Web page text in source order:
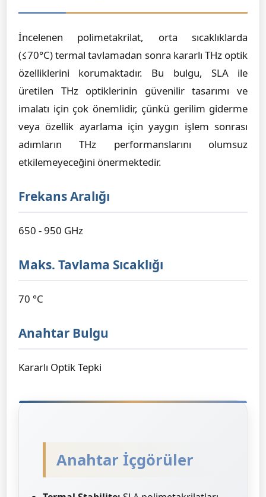
İncelenen polimetakrilat, orta sıcaklıklarda
(≤70°C) termal tavlamadan sonra kararlı THz optik
özelliklerini korumaktadır. Bu bulgu, SLA ile
üretilen THz optiklerinin güvenilir tasarımı ve
imalatı için çok önemlidir, çünkü gerilim giderme
veya özellik ayarlama için yaygın işlem sonrası
adımların THz performanslarını olumsuz
etkilemeyeceğini önermektedir.
Frekans Aralığı
650 - 950 GHz
Maks. Tavlama Sıcaklığı
70 °C
Anahtar Bulgu
Kararlı Optik Tepki
Anahtar İçgörüler